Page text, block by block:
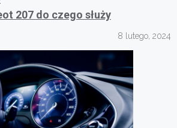
207 do czego służy
8 lutego, 2024